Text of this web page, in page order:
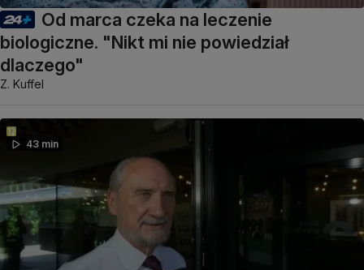
Od marca czeka na leczenie
biologiczne. "Nikt mi nie powiedział
dlaczego"
Z. Kuffel
43 min